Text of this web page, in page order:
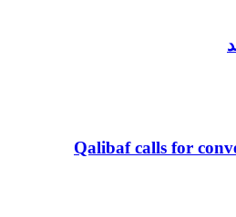
Qalibaf calls for